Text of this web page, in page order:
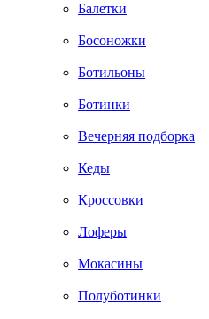
Балетки
Босоножки
Ботильоны
Ботинки
Вечерняя подборка
Кеды
Кроссовки
Лоферы
Мокасины
Полуботинки